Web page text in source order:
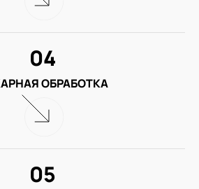
ОБРАБОТКА
04
05